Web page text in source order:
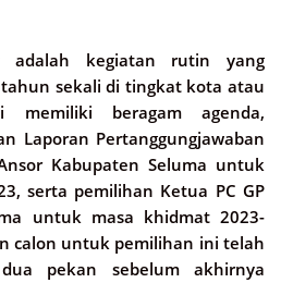
adalah kegiatan rutin yang
sekali di tingkat kota atau
memiliki beragam agenda,
Laporan Pertanggungjawaban
Kabupaten Seluma untuk
serta pemilihan Ketua PC GP
untuk masa khidmat 2023-
calon untuk pemilihan ini telah
pekan sebelum akhirnya